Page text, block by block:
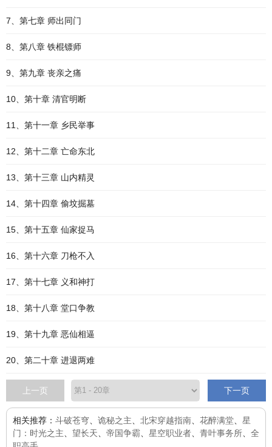
7、第七章 师出同门
8、第八章 铁棍镖师
9、第九章 丧亲之痛
10、第十章 清官明断
11、第十一章 乡民举事
12、第十二章 亡命东北
13、第十三章 山内精灵
14、第十四章 偷坟掘墓
15、第十五章 仙家捉马
16、第十六章 刀枪不入
17、第十七章 义和神打
18、第十八章 堂口争教
19、第十九章 恶仙相逼
20、第二十章 进退两难
上一页 下一页
相关推荐： 斗破苍穹 诡秘之主 北宋穿越指南 花醉满堂
星
门：时光之主
望长天 帝国争霸 星空职业者 青叶事务所
全